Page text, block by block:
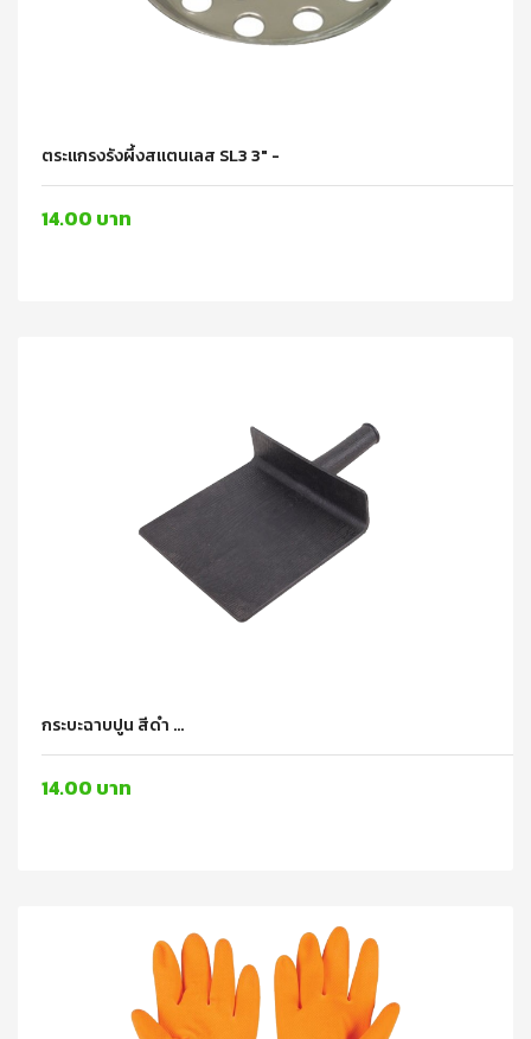
ตระแกรงรังผึ้งสแตนเลส SL3 3" -
14.00 บาท
กระบะฉาบปูน สีดำ ...
14.00 บาท